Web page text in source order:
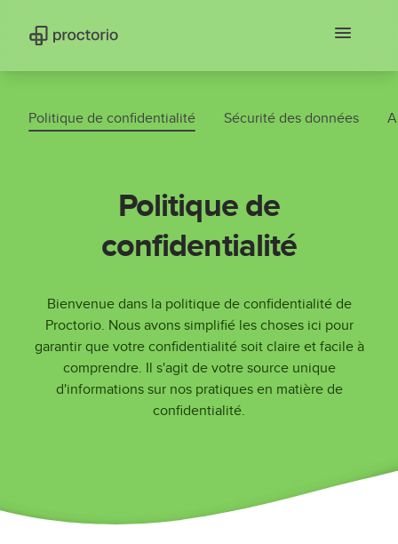
Politique de confidentialité Sécurité des données
Politique de
confidentialité
Bienvenue dans la politique de confidentialité de
Proctorio. Nous avons simplifié les choses ici pour
garantir que votre confidentialité soit claire et facile à
comprendre. Il s'agit de votre source unique
d'informations sur nos pratiques en matière de
confidentialité.